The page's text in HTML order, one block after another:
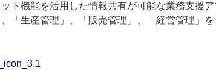
ト機能を活用した情報共有が可能な業務支援
「生産管理」、「販売管理」、「経営管理」